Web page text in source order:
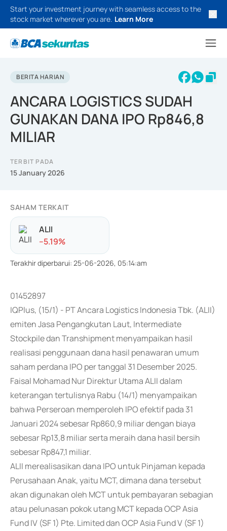
Start your investment journey with seamless access to the
stock market wherever you are. Learn More
BERITA HARIAN
ANCARA LOGISTICS SUDAH
GUNAKAN DANA IPO Rp846,8
MILIAR
TERBIT PADA
15 January 2026
SAHAM TERKAIT
ALII
--5.19%
Terakhir diperbarui: 25-06-2026, 05:14:am
01452897
IQPlus, (15/1) - PT Ancara Logistics Indonesia Tbk. (ALII)
emiten Jasa Pengangkutan Laut, Intermediate
Stockpile dan Transhipment menyampaikan hasil
realisasi penggunaan dana hasil penawaran umum
saham perdana IPO per tanggal 31 Desember 2025.
Faisal Mohamad Nur Direktur Utama ALII dalam
keterangan tertulisnya Rabu (14/1) menyampaikan
bahwa Perseroan memperoleh IPO efektif pada 31
Januari 2024 sebesar Rp860,9 miliar dengan biaya
sebesar Rp13,8 miliar serta meraih dana hasil bersih
sebesar Rp847,1 miliar.
ALII merealisasikan dana IPO untuk Pinjaman kepada
Perusahaan Anak, yaitu MCT, dimana dana tersebut
akan digunakan oleh MCT untuk pembayaran sebagian
atau pelunasan pokok utang MCT kepada OCP Asia
Fund IV (SF 1) Pte. Limited dan OCP Asia Fund V (SF 1)